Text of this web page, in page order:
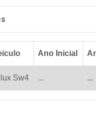
Ano Inicial
Sw4 ... ...